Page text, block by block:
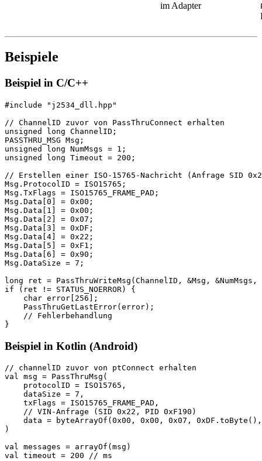
im Adapter
Beispiele
Beispiel in C/C++
#include "j2534_dll.hpp"
// ChannelID zuvor von PassThruConnect erhalten
unsigned long ChannelID;
PASSTHRU_MSG Msg;
unsigned long NumMsgs = 1;
unsigned long Timeout = 200;
// Erstellen einer ISO-15765-Nachricht (Anfrage SID
Msg.ProtocolID = ISO15765;
Msg.TxFlags = ISO15765_FRAME_PAD;
Msg.Data[0] = 0x00;
Msg.Data[1] = 0x00;
Msg.Data[2] = 0x07;
Msg.Data[3] = 0xDF;
Msg.Data[4] = 0x22;
Msg.Data[5] = 0xF1;
Msg.Data[6] = 0x90;
Msg.DataSize = 7;
long ret = PassThruWriteMsg(ChannelID, &Msg,
if (ret != STATUS_NOERROR) {
    char error[256];
    PassThruGetLastError(error);
    // Fehlerbehandlung
}
Beispiel in Kotlin (Android)
// channelID zuvor von ptConnect erhalten
val msg = PassThruMsg(
    protocolID = ISO15765,
    dataSize = 7,
    txFlags = ISO15765_FRAME_PAD,
    // VIN-Anfrage (SID 0x22, PID 0xF190)
data = byteArrayOf(0x00, 0x00, 0x07,
)
val messages = arrayOf(msg)
val timeout = 200 // ms